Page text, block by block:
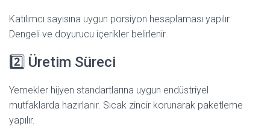
Katılımcı sayısına uygun porsiyon hesaplaması yapılır.
Dengeli ve doyurucu içerikler belirlenir.
2️⃣ Üretim Süreci
Yemekler hijyen standartlarına uygun endüstriyel
mutfaklarda hazırlanır. Sıcak zincir korunarak paketleme
yapılır.